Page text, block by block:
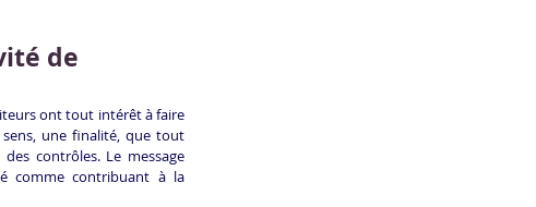
de
ont tout intérêt à faire
une finalité, que tout
contrôles. Le message
comme contribuant à la